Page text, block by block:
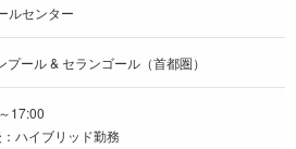
ルセンター
プール & セランゴール（首都圏）
17:00
ハイブリッド勤務